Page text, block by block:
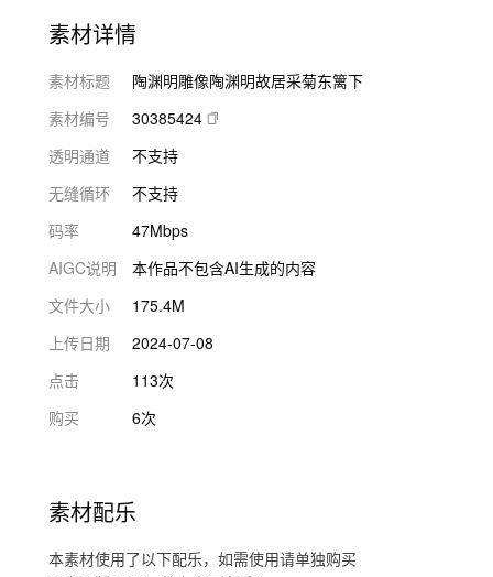
素材详情
素材标题
陶渊明雕像陶渊明故居采菊东篱下
素材编号
30385424
透明通道
不支持
无缝循环
不支持
码率
47Mbps
AIGC说明
本作品不包含AI生成的内容
文件大小
175.4M
上传日期
2024-07-08
点击
113次
购买
6次
素材配乐
本素材使用了以下配乐，如需使用请单独购买